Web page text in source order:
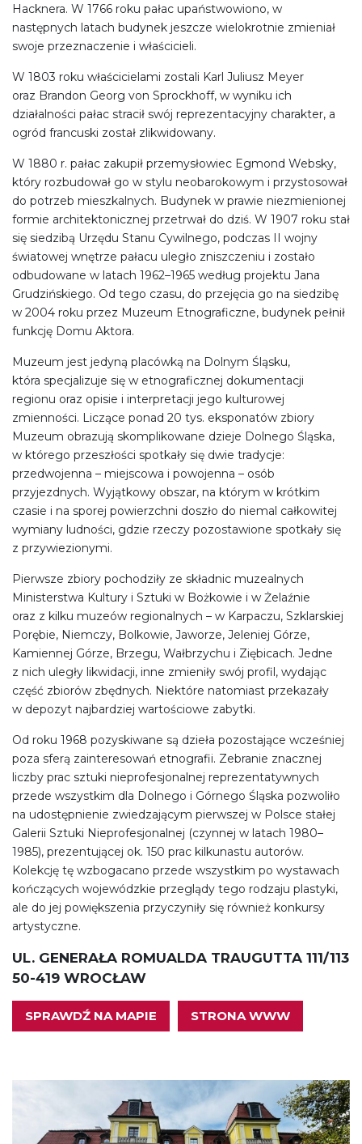
Hacknera. W 1766 roku pałac upaństwowiono, w
następnych latach budynek jeszcze wielokrotnie zmieniał
swoje przeznaczenie i właścicieli.
W 1803 roku właścicielami zostali Karl Juliusz Meyer
oraz Brandon Georg von Sprockhoff, w wyniku ich
działalności pałac stracił swój reprezentacyjny charakter, a
ogród francuski został zlikwidowany.
W 1880 r. pałac zakupił przemysłowiec Egmond Websky,
który rozbudował go w stylu neobarokowym i przystosował
do potrzeb mieszkalnych. Budynek w prawie niezmienionej
formie architektonicznej przetrwał do dziś. W 1907 roku stał
się siedzibą Urzędu Stanu Cywilnego, podczas II wojny
światowej wnętrze pałacu uległo zniszczeniu i zostało
odbudowane w latach 1962–1965 według projektu Jana
Grudzińskiego. Od tego czasu, do przejęcia go na siedzibę
w 2004 roku przez Muzeum Etnograficzne, budynek pełnił
funkcję Domu Aktora.
Muzeum jest jedyną placówką na Dolnym Śląsku,
która specjalizuje się w etnograficznej dokumentacji
regionu oraz opisie i interpretacji jego kulturowej
zmienności. Liczące ponad 20 tys. eksponatów zbiory
Muzeum obrazują skomplikowane dzieje Dolnego Śląska,
w którego przeszłości spotkały się dwie tradycje:
przedwojenna – miejscowa i powojenna – osób
przyjezdnych. Wyjątkowy obszar, na którym w krótkim
czasie i na sporej powierzchni doszło do niemal całkowitej
wymiany ludności, gdzie rzeczy pozostawione spotkały się
z przywiezionymi.
Pierwsze zbiory pochodziły ze składnic muzealnych
Ministerstwa Kultury i Sztuki w Bożkowie i w Żelaźnie
oraz z kilku muzeów regionalnych – w Karpaczu, Szklarskiej
Porębie, Niemczy, Bolkowie, Jaworze, Jeleniej Górze,
Kamiennej Górze, Brzegu, Wałbrzychu i Ziębicach. Jedne
z nich uległy likwidacji, inne zmieniły swój profil, wydając
część zbiorów zbędnych. Niektóre natomiast przekazały
w depozyt najbardziej wartościowe zabytki.
Od roku 1968 pozyskiwane są dzieła pozostające wcześniej
poza sferą zainteresowań etnografii. Zebranie znacznej
liczby prac sztuki nieprofesjonalnej reprezentatywnych
przede wszystkim dla Dolnego i Górnego Śląska pozwoliło
na udostępnienie zwiedzającym pierwszej w Polsce stałej
Galerii Sztuki Nieprofesjonalnej (czynnej w latach 1980–
1985), prezentującej ok. 150 prac kilkunastu autorów.
Kolekcję tę wzbogacano przede wszystkim po wystawach
kończących wojewódzkie przeglądy tego rodzaju plastyki,
ale do jej powiększenia przyczyniły się również konkursy
artystyczne.
UL. GENERAŁA ROMUALDA TRAUGUTTA 111/113
50-419 WROCŁAW
SPRAWDŹ NA MAPIE STRONA WWW